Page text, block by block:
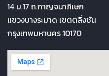
14 ม.17 ถ.กาญจนาภิเษก
แขวงบางระมาด เขตตลิ่งชัน
กรุงเทพมหานคร 10170